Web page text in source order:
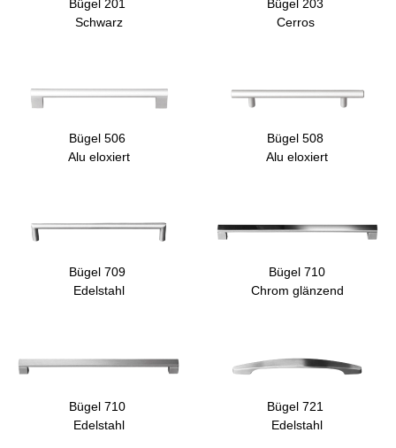
Bügel 201
Schwarz
Bügel 203
Cerros
Bügel 506
Alu eloxiert
Bügel 508
Alu eloxiert
Bügel 709
Edelstahl
Bügel 710
Chrom glänzend
Bügel 710
Edelstahl
Bügel 721
Edelstahl